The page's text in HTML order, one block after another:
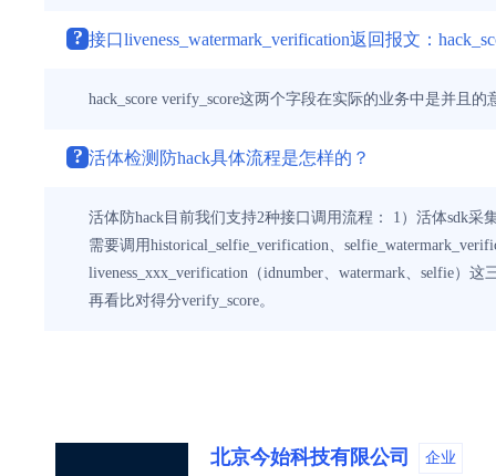
? 接口liveness_watermark_verification返回报文：
hack_score verify_score这两个字段在实际的业务中是并且
? 活体检测防hack具体流程是怎样的？
活体防hack目前我们支持2种接口调用流程： 1）活体sdk采
需要调用historical_selfie_verification、
liveness_xxx_verification（idnumber、watermark、selfie）
再看比对得分verify_score。
北京今始科技有限公司 企业